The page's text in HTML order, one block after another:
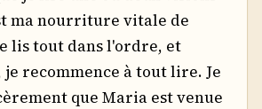
ma nourriture vitale de
lis tout dans l'ordre, et
recommence à tout lire. Je
que Maria est venue